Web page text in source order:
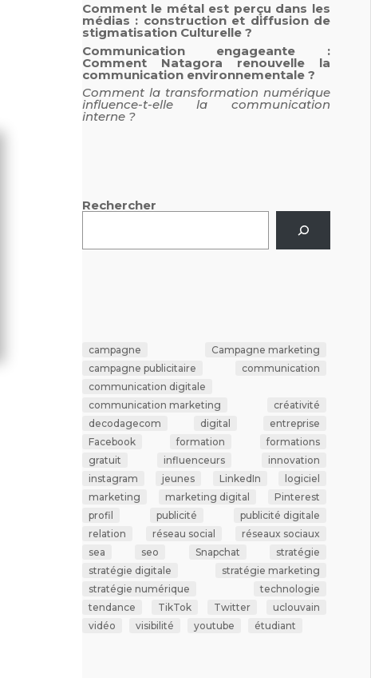
Comment le métal est perçu dans les
médias : construction et diffusion de
stigmatisation Culturelle ?
Communication engageante :
Comment Natagora renouvelle la
communication environnementale ?
Comment la transformation numérique
influence-t-elle la communication
interne ?
Rechercher
campagne
Campagne marketing
campagne publicitaire
communication
communication digitale
communication marketing
créativité
decodagecom
digital
entreprise
Facebook
formation
formations
gratuit
influenceurs
innovation
instagram
jeunes LinkedIn
logiciel
marketing
marketing digital
Pinterest
profil
publicité
publicité digitale
relation
réseau social
réseaux sociaux
sea
seo Snapchat
stratégie
stratégie digitale
stratégie marketing
stratégie numérique
technologie
tendance
TikTok Twitter
uclouvain
vidéo
visibilité youtube étudiant